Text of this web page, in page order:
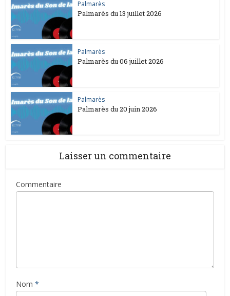
Palmarès
Palmarès du 13 juillet 2026
Palmarès
Palmarès du 06 juillet 2026
Palmarès
Palmarès du 20 juin 2026
Laisser un commentaire
Commentaire
Nom *